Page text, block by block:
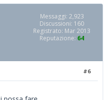
Messaggi: 2,923
Discussioni: 160
Registrato: Mar 2013
Reputazione: 64
#6